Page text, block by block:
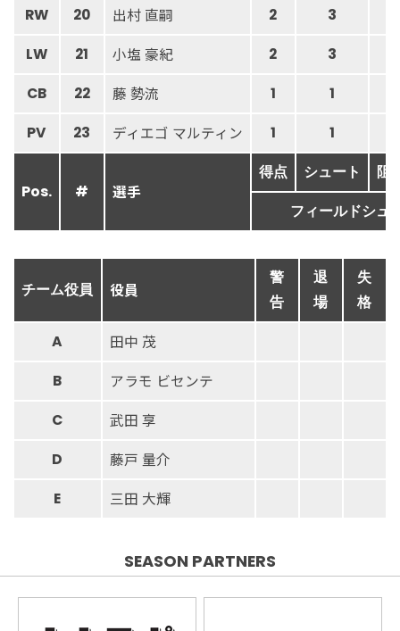
RW 20 出村 直嗣 2 3
LW 21 小塩 豪紀 2 3
CB 22 藤 勢流 1 1
PV 23 ディエゴ マルティン 1 1
Pos. # 選手
得点 シュート 阻
フィールドシュ
チーム役員 役員
警
告
退
場
失
格
A 田中 茂
B アラモ ビセンテ
C 武田 享
D 藤戸 量介
E 三田 大輝
SEASON PARTNERS